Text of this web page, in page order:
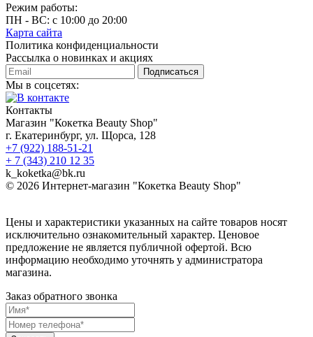
Режим работы:
ПН - ВС: с 10:00 до 20:00
Карта сайта
Политика конфиденциальности
Рассылка о новинках и акциях
Подписаться
Мы в соцсетях:
Контакты
Магазин "Кокетка Beauty Shop"
г. Екатеринбург, ул. Щорса, 128
+7 (922) 188-51-21
+ 7 (343) 210 12 35
k_koketka@bk.ru
© 2026 Интернет-магазин "Кокетка Beauty Shop"
Цены и характеристики указанных на сайте товаров носят
исключительно ознакомительный характер. Ценовое
предложение не является публичной офертой. Всю
информацию необходимо уточнять у администратора
магазина.
Заказ обратного звонка